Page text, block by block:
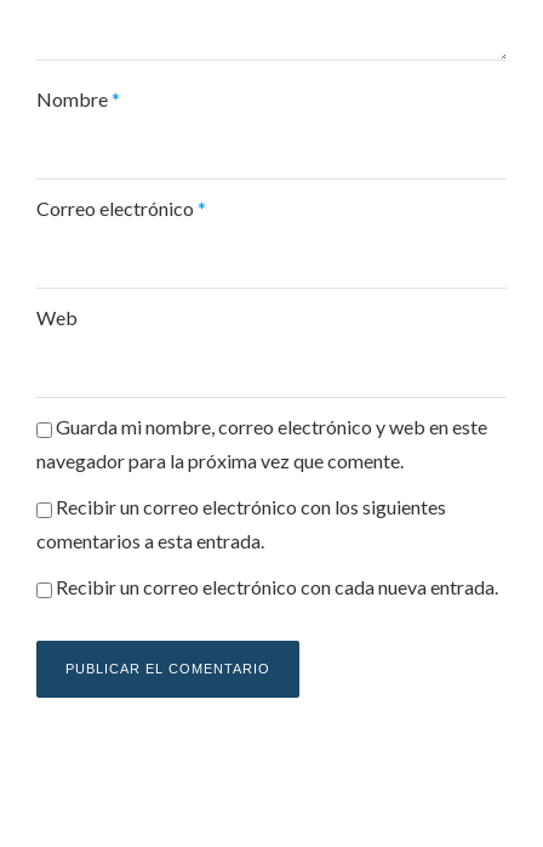
Nombre*
Correo electrónico *
Web
Guarda mi nombre, correo electrónico y web en este
navegador para la próxima vez que comente.
Recibir un correo electrónico con los siguientes
comentarios a esta entrada.
Recibir un correo electrónico con cada nueva entrada.